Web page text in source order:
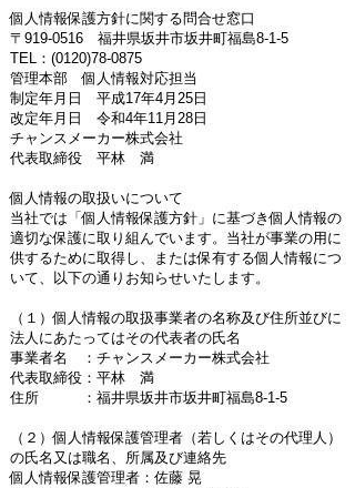
個人情報保護方針に関する問合せ窓口
〒919-0516 福井県坂井市坂井町福島8-1-5
TEL：(0120)78-0875
管理本部 個人情報対応担当
制定年月日 平成17年4月25日
改定年月日 令和4年11月28日
チャンスメーカー株式会社
代表取締役 平林 満
個人情報の取扱いについて
当社では「個人情報保護方針」に基づき個人情報の
適切な保護に取り組んでいます。当社が事業の用に
供するために取得し、または保有する個人情報につ
いて、以下の通りお知らせいたします。
（１）個人情報の取扱事業者の名称及び住所並びに
法人にあたってはその代表者の氏名
事業者名 ：チャンスメーカー株式会社
代表取締役：平林 満
住所 ：福井県坂井市坂井町福島8-1-5
（２）個人情報保護管理者（若しくはその代理人）
の氏名又は職名、所属及び連絡先
個人情報保護管理者：佐藤 晃